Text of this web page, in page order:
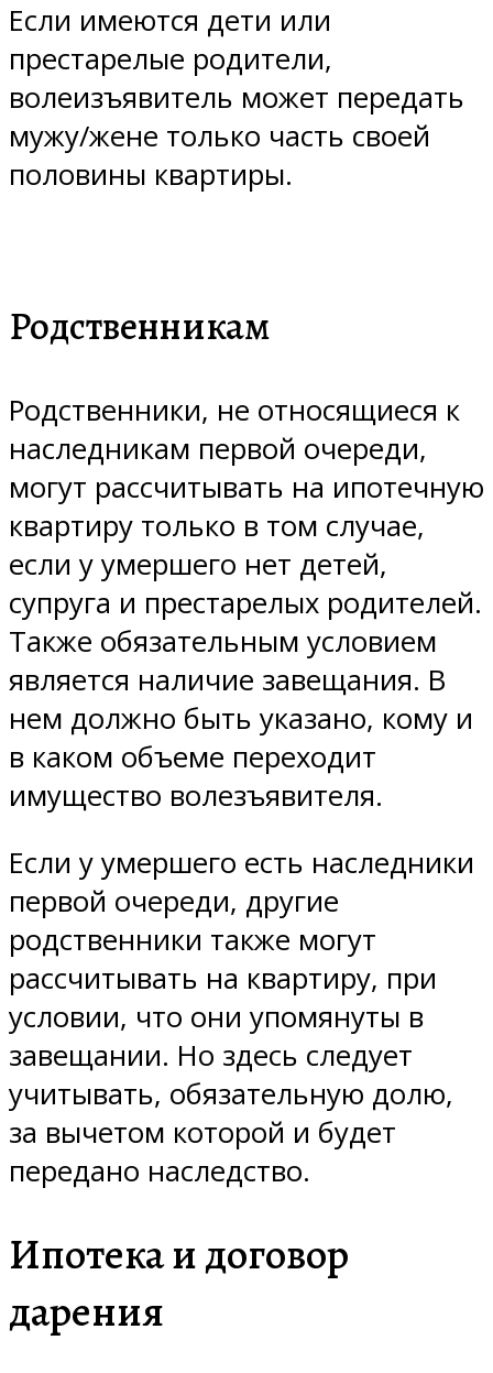
Если имеются дети или
престарелые родители,
волеизъявитель может передать
мужу/жене только часть своей
половины квартиры.
Родственникам
Родственники, не относящиеся к
наследникам первой очереди,
могут рассчитывать на ипотечную
квартиру только в том случае,
если у умершего нет детей,
супруга и престарелых родителей.
Также обязательным условием
является наличие завещания. В
нем должно быть указано, кому и
в каком объеме переходит
имущество волезъявителя.
Если у умершего есть наследники
первой очереди, другие
родственники также могут
рассчитывать на квартиру, при
условии, что они упомянуты в
завещании. Но здесь следует
учитывать, обязательную долю,
за вычетом которой и будет
передано наследство.
Ипотека и договор
дарения